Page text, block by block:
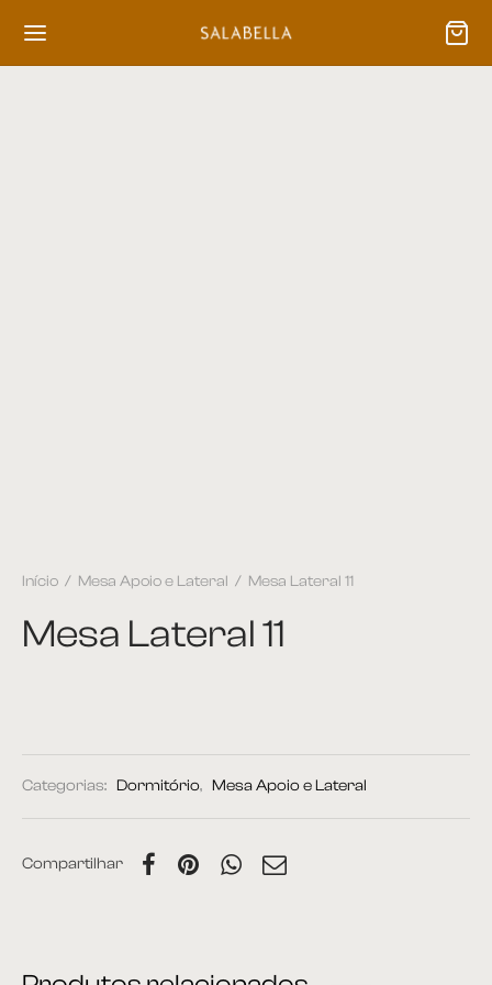
Início / Mesa Apoio e Lateral / Mesa Lateral 11
Mesa Lateral 11
Categorias: Dormitório, Mesa Apoio e Lateral
Compartilhar